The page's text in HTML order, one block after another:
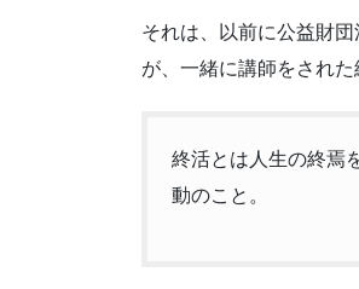
それは、以前に公益財
が、一緒に講師をされ
終活とは人生の終焉
動のこと。